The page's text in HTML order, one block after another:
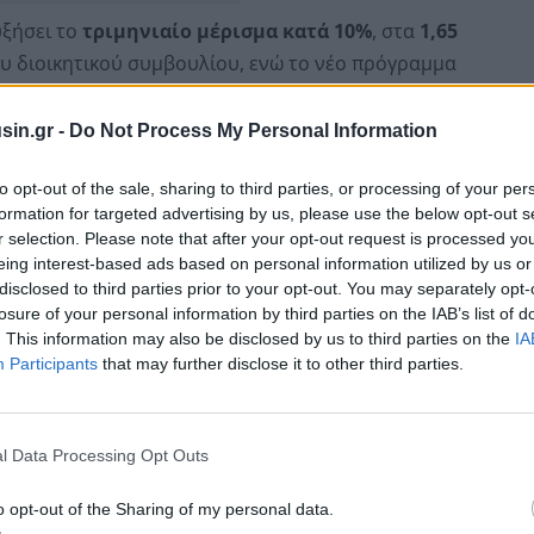
- Do Not Process My Personal Information
opt-out of the sale, sharing to third parties, or processing of your
for targeted advertising by us, please use the below opt-out
selection. Please note that after your opt-out request is processed
interest-based ads based on personal information utilized by us
to third parties prior to your opt-out. You may separately
of your personal information by third parties on the IAB’s list of
This information may also be disclosed by us to third parties on the
Participants that may further disclose it to other third parties.
Data Processing Opt Outs
opt-out of the Sharing of my personal data.
το τριμηνιαίο μέρισμα κατά 10%, στα 1,65
διοικητικού συμβουλίου, ενώ το νέο πρόγραμμα
την 1η Ιουλίου.
της JPMorgan, επισημαίνοντας ότι ο όμιλος
ιδιαίτερα δυσμενή οικονομικά σενάρια, όπως